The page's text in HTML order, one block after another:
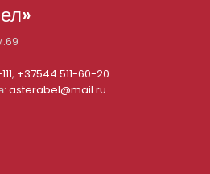
, +37544 511-60-20
asterabel@mail.ru